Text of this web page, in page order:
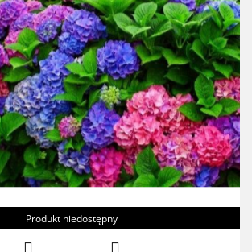
Produkt niedostępny